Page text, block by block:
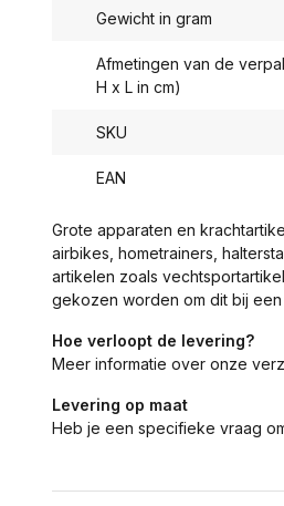
Gewicht in gram
Afmetingen van de
H x L in cm)
SKU
EAN
Grote apparaten en
airbikes, hometrainers,
artikelen zoals
gekozen worden om dit bij
Hoe verloopt de levering?
Meer informatie over onze
Levering op maat
Heb je een specifieke vraag